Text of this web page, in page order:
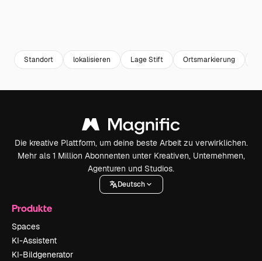
Standort lokalisieren Lage Stift Ortsmarkierung
Die kreative Plattform, um deine beste Arbeit zu verwirklichen.
Mehr als 1 Million Abonnenten unter Kreativen, Unternehmen,
Agenturen und Studios.
Deutsch
Produkte
Spaces
KI-Assistent
KI-Bildgenerator